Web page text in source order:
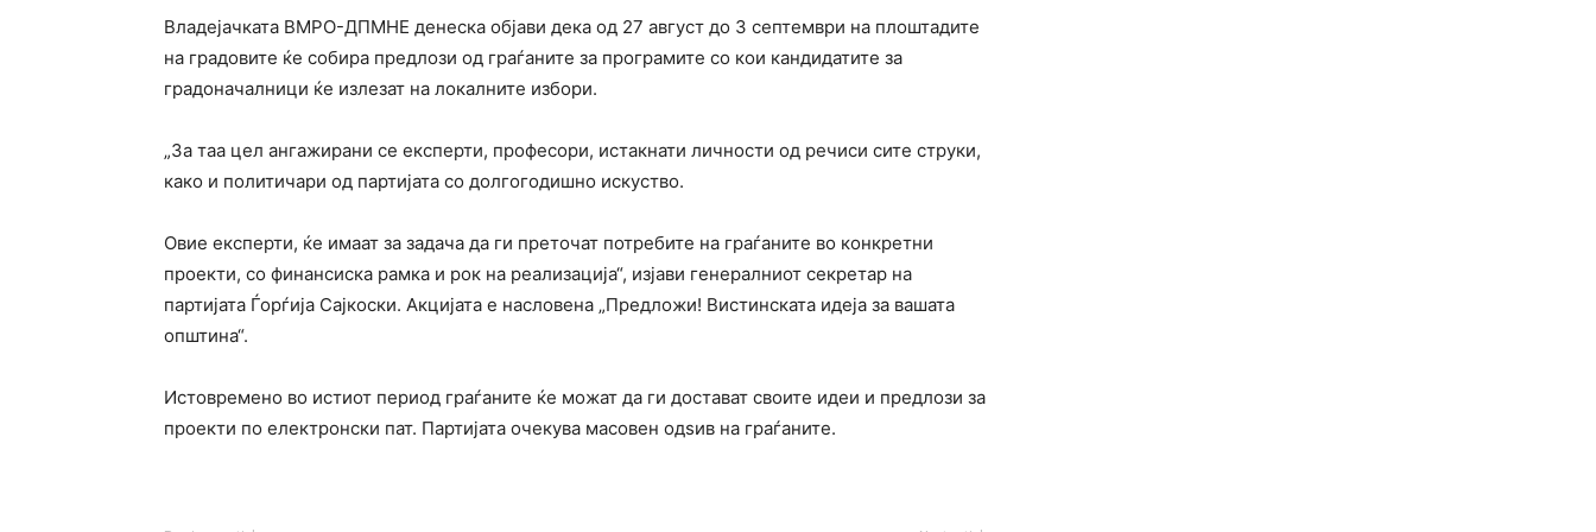
Владејачката ВМРО-ДПМНЕ денеска објави дека од 27 август до 3 септември на плоштадите
на градовите ќе собира предлози од граѓаните за програмите со кои кандидатите за
градоначалници ќе излезат на локалните избори.
„За таа цел ангажирани се експерти, професори, истакнати личности од речиси сите струки,
како и политичари од партијата со долгогодишно искуство.
Овие експерти, ќе имаат за задача да ги преточат потребите на граѓаните во конкретни
проекти, со финансиска рамка и рок на реализација“, изјави генералниот секретар на
партијата Ѓорѓија Сајкоски. Акцијата е насловена „Предложи! Вистинската идеја за вашата
општина“.
Истовремено во истиот период граѓаните ќе можат да ги достават своите идеи и предлози за
проекти по електронски пат. Партијата очекува масовен одѕив на граѓаните.